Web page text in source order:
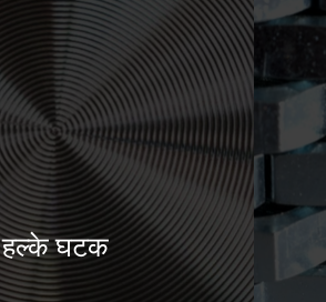
हल्के घटक